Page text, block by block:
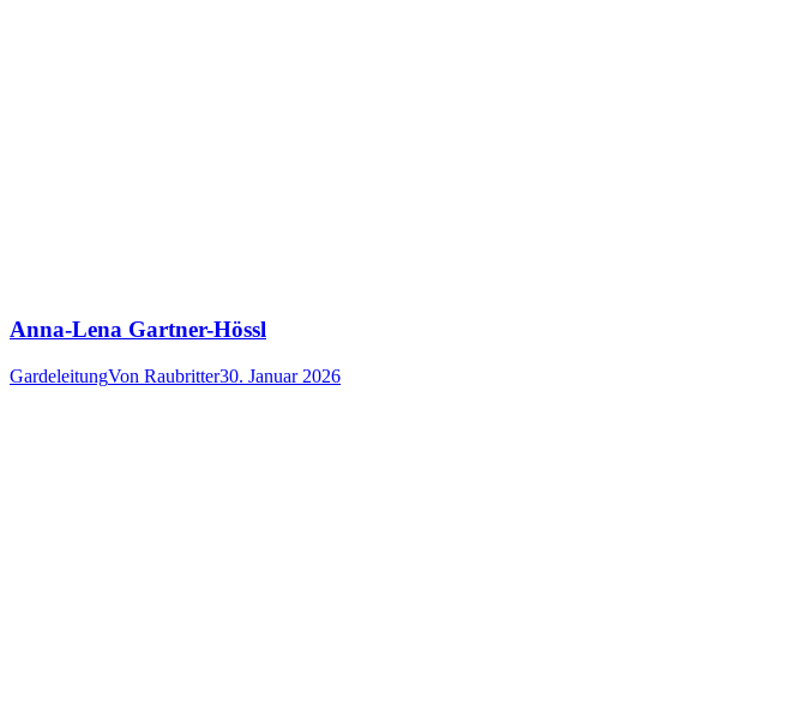
Anna-Lena Gartner-Hössl
GardeleitungVon Raubritter30. Januar 2026